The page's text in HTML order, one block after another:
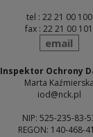
tel : 22 21 00 100
fax : 22 21 00 101
send
email
Inspektor Ochrony
Marta Kaźmierska
iod@nck.pl
NIP: 525-235-83-
REGON: 140-468-